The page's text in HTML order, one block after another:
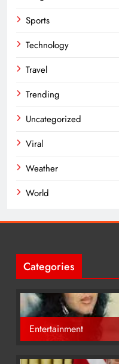
Sports
Technology
Travel
Trending
Uncategorized
Viral
Weather
World
Categories
Entertainment